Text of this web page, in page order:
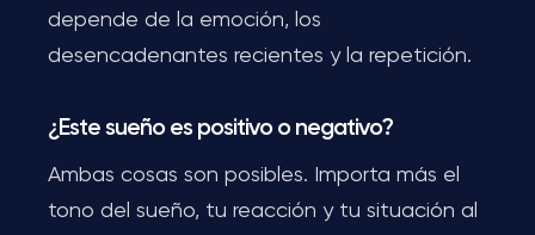
depende de la emoción, los
desencadenantes recientes y la repetición.
¿Este sueño es positivo o negativo?
Ambas cosas son posibles. Importa más el
tono del sueño, tu reacción y tu situación al